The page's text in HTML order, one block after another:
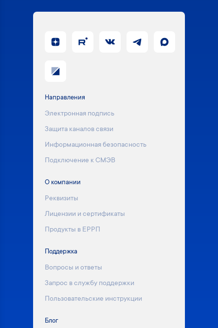
Направления
Электронная подпись
Защита каналов связи
Информационная безопасность
Подключение к СМЭВ
О компании
Реквизиты
Лицензии и сертификаты
Продукты в ЕРРП
Поддержка
Вопросы и ответы
Запрос в службу поддержки
Пользовательские инструкции
Блог